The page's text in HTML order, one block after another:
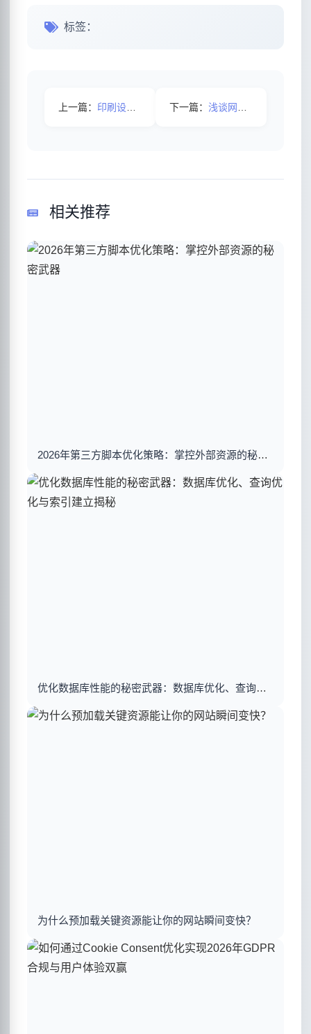
标签：
上一篇： 印刷设计网站优化案例 下一篇： 浅谈网站权重提升与关键词有哪些联系？
相关推荐
2026年第三方脚本优化策略：掌控外部资源的秘密武器
优化数据库性能的秘密武器：数据库优化、查询优化与索引建立揭秘
为什么预加载关键资源能让你的网站瞬间变快？